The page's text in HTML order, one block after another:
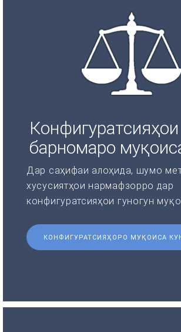
Конфигуратсияҳои
барномаро
Дар саҳифаи алоҳида, шумо
хусусиятҳои нармафзорро дар
конфигуратсияҳои гуногун
КОНФИГУРАТСИЯҲОРО МУҚОИСА